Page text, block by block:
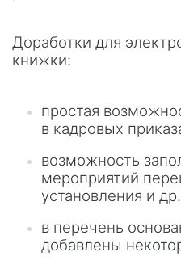
Доработки для
книжки:
простая
в кадровых
возможность
мероприятий
установления и
в перечень
добавлены